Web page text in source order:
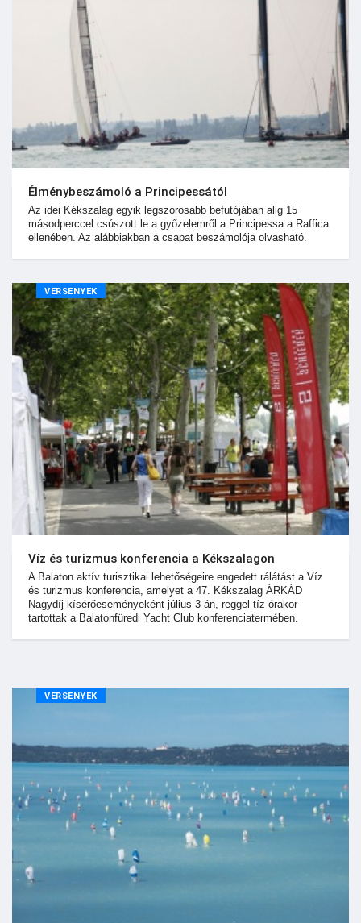
Élménybeszámoló a Principessától
Az idei Kékszalag egyik legszorosabb befutójában alig 15
másodperccel csúszott le a győzelemről a Principessa a Raffica
ellenében. Az alábbiakban a csapat beszámolója olvasható.
VERSENYEK
Víz és turizmus konferencia a Kékszalagon
A Balaton aktív turisztikai lehetőségeire engedett rálátást a Víz
és turizmus konferencia, amelyet a 47. Kékszalag ÁRKÁD
Nagydíj kísérőeseményeként július 3-án, reggel tíz órakor
tartottak a Balatonfüredi Yacht Club konferenciatermében.
VERSENYEK